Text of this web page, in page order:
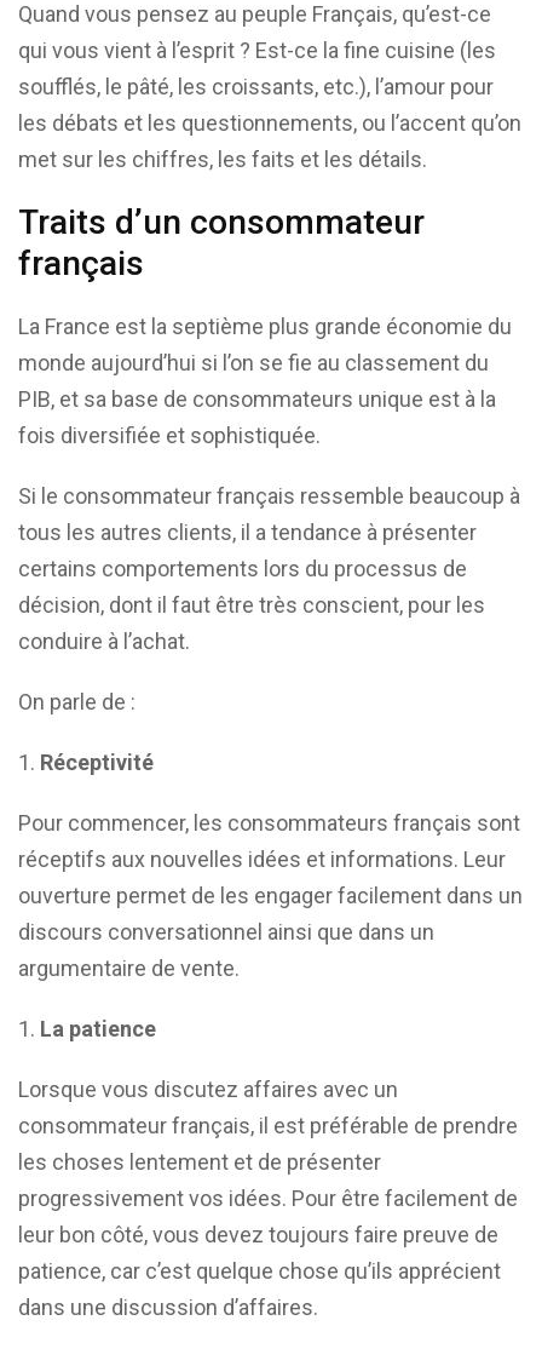
Quand vous pensez au peuple Français, qu’est-ce
qui vous vient à l’esprit ? Est-ce la fine cuisine (les
soufflés, le pâté, les croissants, etc.), l’amour pour
les débats et les questionnements, ou l’accent qu’on
met sur les chiffres, les faits et les détails.
Traits d’un consommateur
français
La France est la septième plus grande économie du
monde aujourd’hui si l’on se fie au classement du
PIB, et sa base de consommateurs unique est à la
fois diversifiée et sophistiquée.
Si le consommateur français ressemble beaucoup à
tous les autres clients, il a tendance à présenter
certains comportements lors du processus de
décision, dont il faut être très conscient, pour les
conduire à l’achat.
On parle de :
Réceptivité
Pour commencer, les consommateurs français sont
réceptifs aux nouvelles idées et informations. Leur
ouverture permet de les engager facilement dans un
discours conversationnel ainsi que dans un
argumentaire de vente.
La patience
Lorsque vous discutez affaires avec un
consommateur français, il est préférable de prendre
les choses lentement et de présenter
progressivement vos idées. Pour être facilement de
leur bon côté, vous devez toujours faire preuve de
patience, car c’est quelque chose qu’ils apprécient
dans une discussion d’affaires.